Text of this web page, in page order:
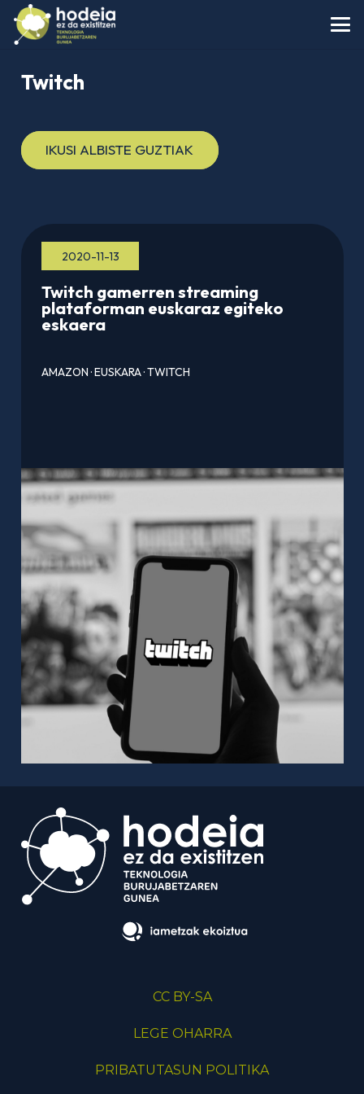
Twitch
IKUSI ALBISTE GUZTIAK
2020-11-13
Twitch gamerren streaming
plataforman euskaraz egiteko
eskaera
AMAZON·EUSKARA·TWITCH
CC BY-SA
LEGE OHARRA
PRIBATUTASUN POLITIKA